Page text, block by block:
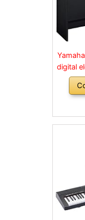
digital
para
de un
para